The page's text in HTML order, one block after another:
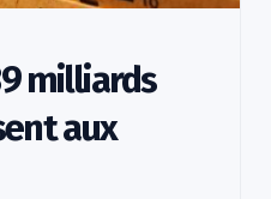
milliards
aux